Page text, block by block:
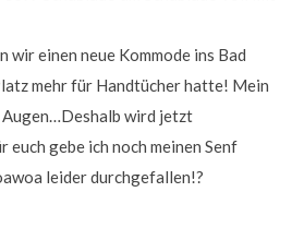
wir einen neue Kommode ins Bad
mehr für Handtücher hatte! Mein
wird jetzt
gebe ich noch meinen Senf
leider durchgefallen!?